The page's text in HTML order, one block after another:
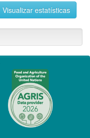
Visualizar estatísticas